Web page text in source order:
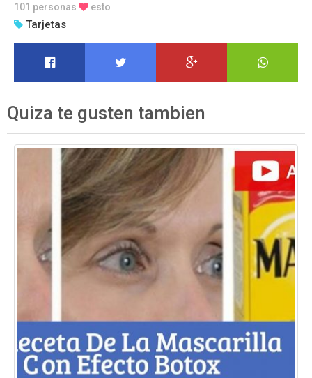
101 personas esto
Tarjetas
Quiza te gusten tambien